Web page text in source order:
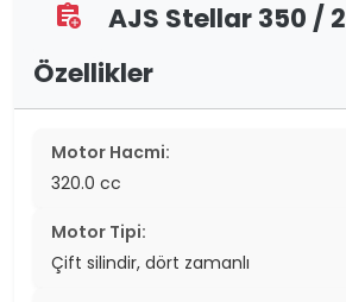
assignment_add
AJS Stellar 350 /
Özellikler
Motor Hacmi:
320.0 cc
Motor Tipi:
Çift silindir, dört zamanlı